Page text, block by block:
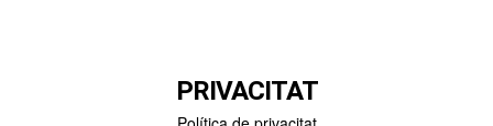
PRIVACITAT